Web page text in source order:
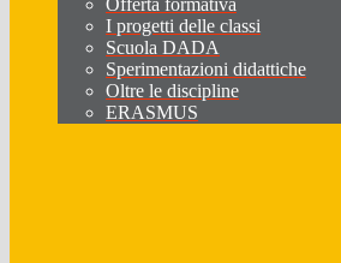
Offerta formativa
I progetti delle classi
Scuola DADA
Sperimentazioni didattiche
Oltre le discipline
ERASMUS